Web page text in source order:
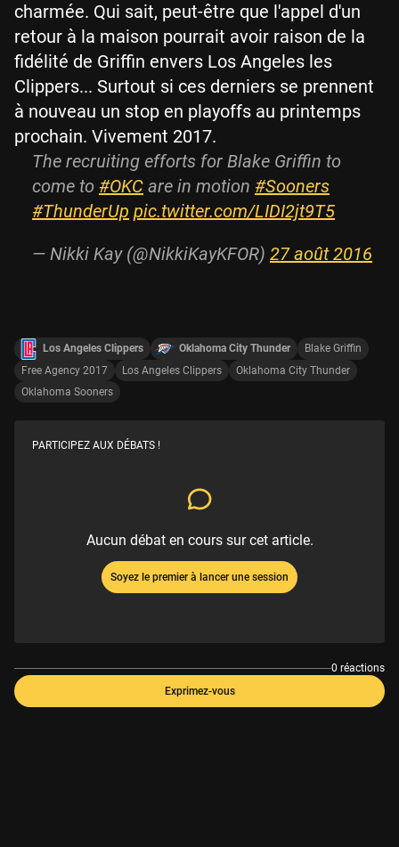
charmée. Qui sait, peut-être que l'appel d'un
retour à la maison pourrait avoir raison de la
fidélité de Griffin envers Los Angeles les
Clippers... Surtout si ces derniers se prennent
à nouveau un stop en playoffs au printemps
prochain. Vivement 2017.
The recruiting efforts for Blake Griffin to
come to #OKC are in motion #Sooners
#ThunderUp pic.twitter.com/LIDI2jt9T5
— Nikki Kay (@NikkiKayKFOR) 27 août 2016
Los Angeles Clippers Oklahoma City Thunder
Blake Griffin
Free Agency 2017
Los Angeles Clippers
Oklahoma City Thunder
Oklahoma Sooners
PARTICIPEZ AUX DÉBATS !
Aucun débat en cours sur cet article.
Soyez le premier à lancer une session
0 réactions
Exprimez-vous